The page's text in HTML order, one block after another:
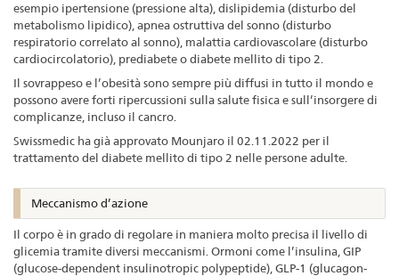
esempio ipertensione (pressione alta), dislipidemia (disturbo del
metabolismo lipidico), apnea ostruttiva del sonno (disturbo
respiratorio correlato al sonno), malattia cardiovascolare (disturbo
cardiocircolatorio), prediabete o diabete mellito di tipo 2.
Il sovrappeso e l’obesità sono sempre più diffusi in tutto il mondo e
possono avere forti ripercussioni sulla salute fisica e sull’insorgere di
complicanze, incluso il cancro.
Swissmedic ha già approvato Mounjaro il 02.11.2022 per il
trattamento del diabete mellito di tipo 2 nelle persone adulte.
Meccanismo d’azione
Il corpo è in grado di regolare in maniera molto precisa il livello di
glicemia tramite diversi meccanismi. Ormoni come l’insulina, GIP
(glucose-dependent insulinotropic polypeptide), GLP-1 (glucagon-